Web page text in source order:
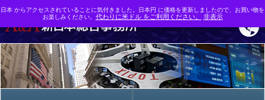
日本 からアクセスされていることに気付きました。日本円 に価格を更新しましたので、お買い物を
お楽しみください。 代わりに米ドル をご利用ください。 非表示